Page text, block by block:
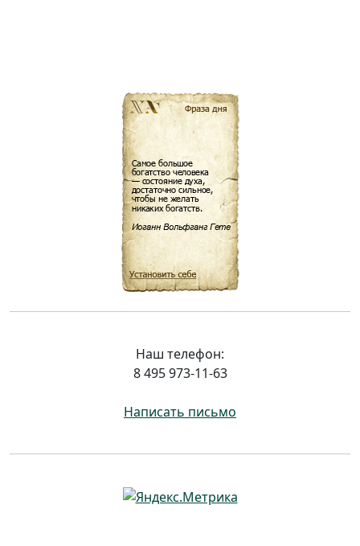
Наш телефон:
8 495 973-11-63
Написать письмо